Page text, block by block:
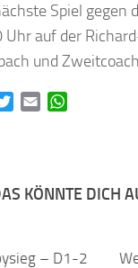
Spiel gegen
Uhr auf der
und
TwitterEmail
KÖNNTE DICH
– D1-2